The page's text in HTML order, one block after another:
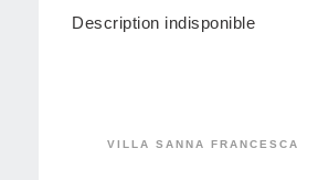
Description indisponible
VILLA SANNA FRANCESCA